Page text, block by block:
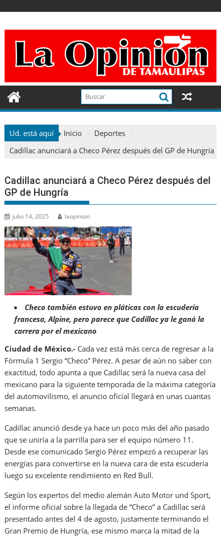
contenido
Ud. está aquí Inicio
Deportes
Cadillac anunciará a Checo Pérez después del GP de Hungría
Cadillac anunciará a Checo Pérez después del
GP de Hungría
julio 14, 2025 laopinion
Checo también estuvo en pláticas con la escudería
francesa, Alpine, pero parece que Cadillac ya le ganó la
carrera por el mexicano
Ciudad de México.- Cada vez está más cerca de regresar a la
Fórmula 1 Sergio “Checo” Pérez. A pesar de aún no saber con
exactitud, todo apunta a que Cadillac será la nueva casa del
mexicano para la siguiente temporada de la máxima categoría
del automovilismo, el anuncio oficial llegará en unas cuantas
semanas.
Cadillac anunció desde ya hace un poco más del año pasado
que se uniría a la parrilla para ser el equipo número 11.
Desde ese comunicado Sergio Pérez empezó a recuperar las
energías para convertirse en la nueva cara de esta escudería
luego su excelente rendimiento en Red Bull.
Según los expertos del medio alemán Auto Motor und Sport,
el informe oficial sobre la llegada de “Checo” a Cadillac será
presentado antes del 4 de agosto, justamente terminando el
Gran Premio de Hungría, ese mismo marca la mitad de la